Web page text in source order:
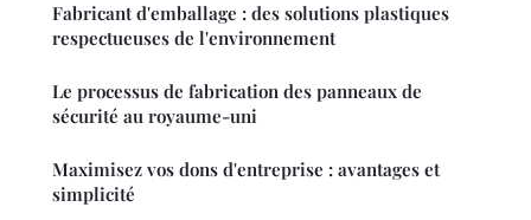
Fabricant d'emballage : des solutions plastiques
respectueuses de l'environnement
Le processus de fabrication des panneaux de
sécurité au royaume-uni
Maximisez vos dons d'entreprise : avantages et
simplicité